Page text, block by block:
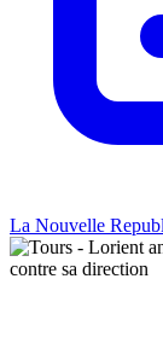
La Nouvelle